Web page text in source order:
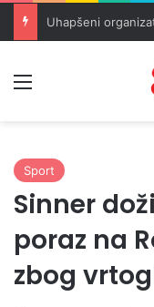
Sport
Sinner
poraz na
zbog